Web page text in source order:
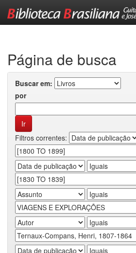
Página de busca
Buscar em:
por
Filtros correntes: